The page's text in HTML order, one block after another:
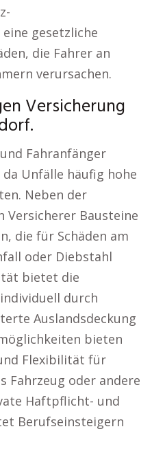
gesetzliche
die Fahrer an
verursachen.
Versicherung
Fahranfänger
Unfälle häufig hohe
Neben der
Versicherer Bausteine
die für Schäden am
oder Diebstahl
bietet die
durch
Auslandsdeckung
bieten
Flexibilität für
Fahrzeug oder andere
Haftpflicht- und
Berufseinsteigern